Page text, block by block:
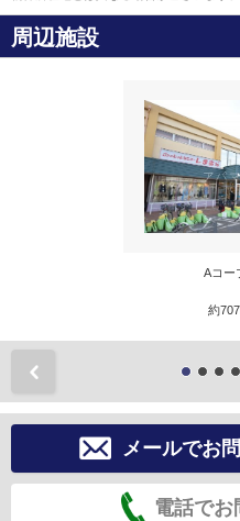
周辺施設
Aコー
約
メールでお
電話でお